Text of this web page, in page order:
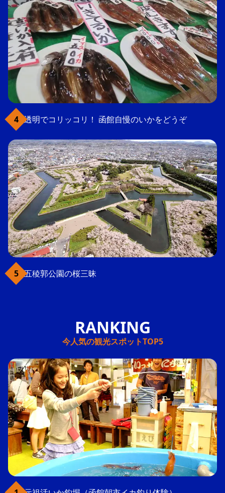
透明でコリッコリ！ 函館自慢のいかをどうぞ
五稜郭公園の桜三昧
今人気の観光スポットTOP5